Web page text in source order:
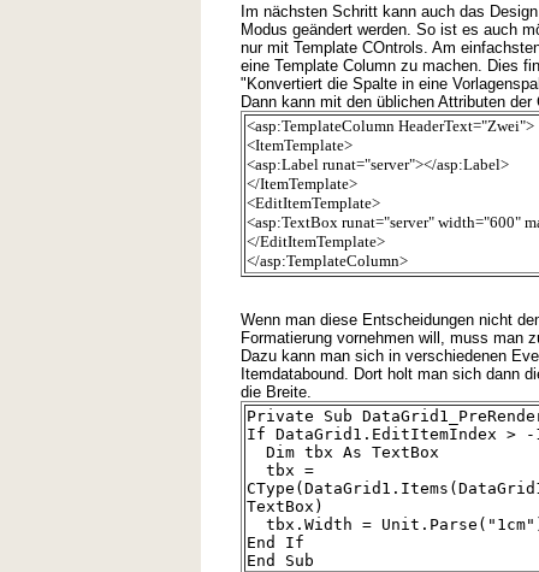
Im nächsten Schritt kann auch das
Modus geändert werden. So ist es auch
nur mit Template COntrols. Am
eine Template Column zu machen. Dies
"Konvertiert die Spalte in eine
Dann kann mit den üblichen Attributen
<asp:TemplateColumn HeaderText="Zwei">
<ItemTemplate>
<asp:Label runat="server"></asp:Label>
</ItemTemplate>
<EditItemTemplate>
<asp:TextBox runat="server" width="600"
</EditItemTemplate>
</asp:TemplateColumn>
Wenn man diese Entscheidungen nicht
Formatierung vornehmen will, muss man
Dazu kann man sich in verschiedenen
Itemdatabound. Dort holt man sich dann
die Breite.
Private Sub
If DataGrid1.EditItemIndex > -
Dim tbx As TextBox
tbx =
TextBox)
tbx.Width =
End If
End Sub